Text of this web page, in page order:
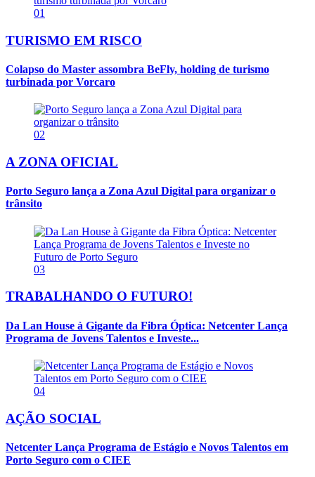
01
TURISMO EM RISCO
Colapso do Master assombra BeFly, holding de turismo
turbinada por Vorcaro
02
A ZONA OFICIAL
Porto Seguro lança a Zona Azul Digital para organizar o
trânsito
03
TRABALHANDO O FUTURO!
Da Lan House à Gigante da Fibra Óptica: Netcenter Lança
Programa de Jovens Talentos e Investe...
04
AÇÃO SOCIAL
Netcenter Lança Programa de Estágio e Novos Talentos em
Porto Seguro com o CIEE